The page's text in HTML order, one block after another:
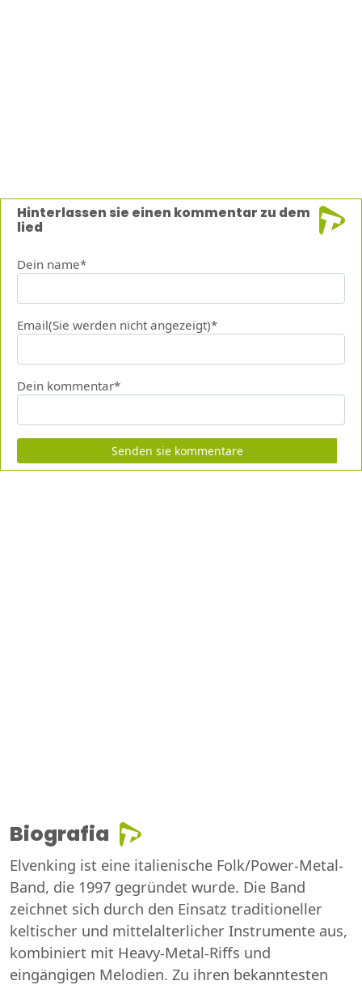
Hinterlassen sie einen kommentar zu dem
lied
Dein name*
Email(Sie werden nicht angezeigt)*
Dein kommentar*
Senden sie kommentare
Biografia
Elvenking ist eine italienische Folk/Power-Metal-
Band, die 1997 gegründet wurde. Die Band
zeichnet sich durch den Einsatz traditioneller
keltischer und mittelalterlicher Instrumente aus,
kombiniert mit Heavy-Metal-Riffs und
eingängigen Melodien. Zu ihren bekanntesten